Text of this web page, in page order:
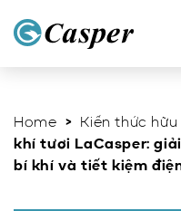
Home > Kiến thức hữu
khí tươi LaCasper:
bí khí và tiết kiệm